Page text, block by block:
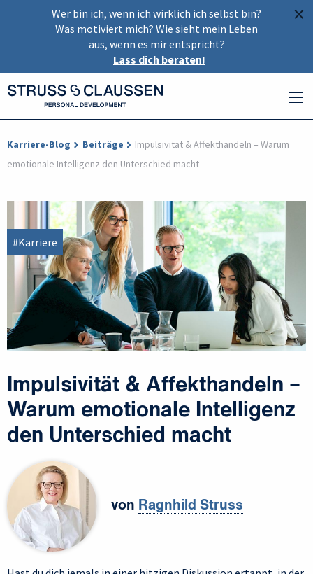
×
Wer bin ich, wenn ich wirklich ich selbst bin?
Was motiviert mich? Wie sieht mein Leben
aus, wenn es mir entspricht?
Lass dich beraten!
Karriere-Blog Beiträge
Impulsivität & Affekthandeln – Warum
emotionale Intelligenz den Unterschied macht
#Karriere
Impulsivität & Affekthandeln –
Warum emotionale Intelligenz
den Unterschied macht
von Ragnhild Struss